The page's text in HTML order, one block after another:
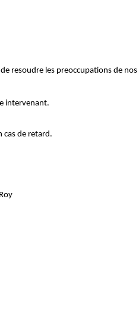
resoudre les preoccupations de
intervenant.
cas de retard.